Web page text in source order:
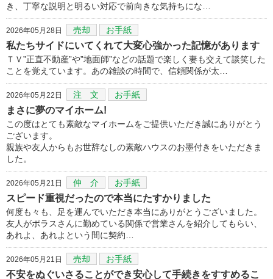
き、丁寧な説明と明るい対応で前向きな気持ちにな…
2026年05月28日 売却 お手紙
私たちサイドにいてくれて大変心強かった記憶があります
ＴＶ”正直不動産”や”地面師”などの話題で楽しく妻も交えて談笑した
ことを覚えています。あの雑談の時間で、信頼関係が太…
2026年05月22日 注 文 お手紙
まさに夢のマイホーム!
この度はとても素敵なマイホームをご提供いただき誠にありがとう
ございます。
親族や友人からもお世辞なしの素敵ハウスのお墨付きをいただきま
した。
2026年05月21日 仲 介 お手紙
スピード重視だったので本当にたすかりました
何度も々も、足を運んでいただき本当にありがとうございました。
友人がポラスさんに勤めている関係で営業さんを紹介してもらい、
あれよ、あれよという間に契約…
2026年05月21日 売却 お手紙
不安をぬぐいさることができ安心して手続きをすすめるこ